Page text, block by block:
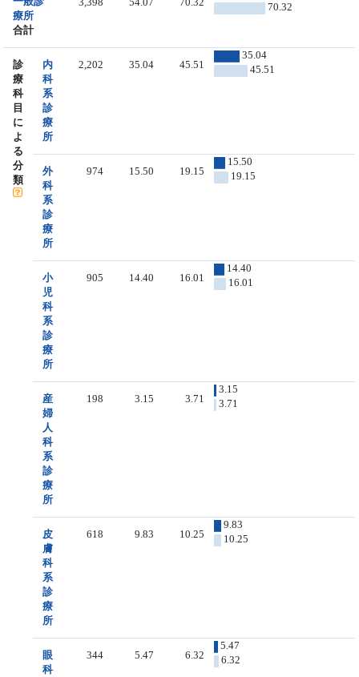
療所
合計
70.32
診
療
科
目
に
よ
る
分
類
内
科
系
診
療
所
2,202 35.04 45.51
35.04
45.51
外
科
系
診
療
所
974 15.50 19.15
15.50
19.15
小
児
科
系
診
療
所
905 14.40 16.01
14.40
16.01
産
婦
人
科
系
診
療
所
198 3.15 3.71
3.15
3.71
皮
膚
科
系
診
療
所
618 9.83 10.25
9.83
10.25
眼
科
344 5.47 6.32
5.47
6.32